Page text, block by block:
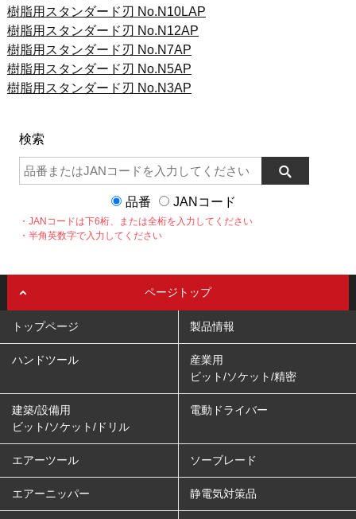
樹脂用スタンダード刃 No.N10LAP
樹脂用スタンダード刃 No.N12AP
樹脂用スタンダード刃 No.N7AP
樹脂用スタンダード刃 No.N5AP
樹脂用スタンダード刃 No.N3AP
検索
品番 JANコード
・JANコードは下6桁、または全桁を入力してください
・半角英数字で入力してください
ページトップ
トップページ 製品情報
ハンドツール
産業用
ビット/ソケット/精密
建築/設備用
ビット/ソケット/ドリル
電動ドライバー
エアーツール ソーブレード
エアーニッパー 静電気対策品